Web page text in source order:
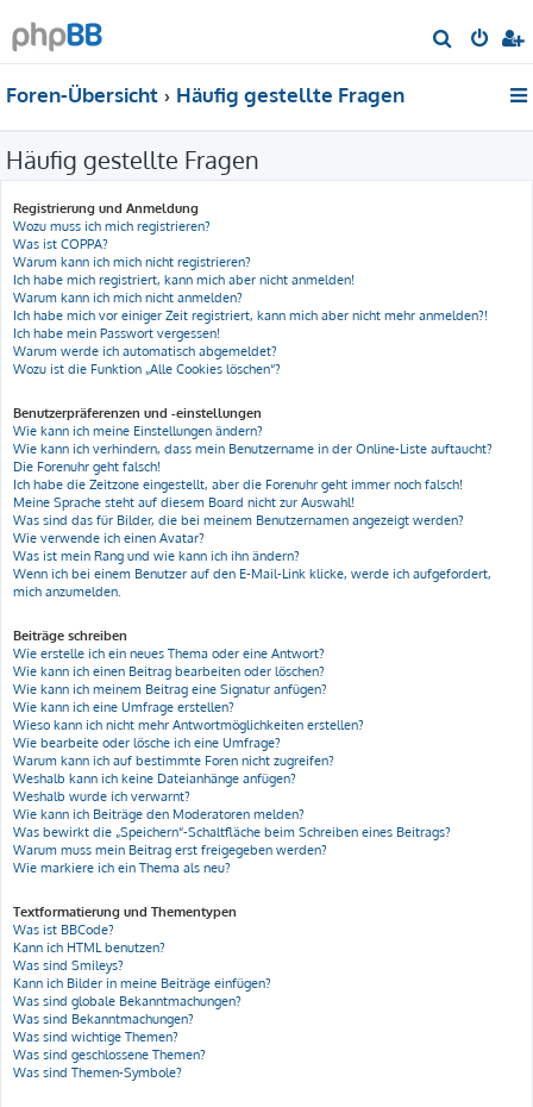
u
Foren-Übersicht Häufig gestellte Fragen
Häufig gestellte Fragen
Registrierung und Anmeldung
Wozu muss ich mich registrieren?
Was ist COPPA?
Warum kann ich mich nicht registrieren?
Ich habe mich registriert, kann mich aber nicht anmelden!
Warum kann ich mich nicht anmelden?
Ich habe mich vor einiger Zeit registriert, kann mich aber nicht mehr anmelden?!
Ich habe mein Passwort vergessen!
Warum werde ich automatisch abgemeldet?
Wozu ist die Funktion „Alle Cookies löschen“?
Benutzerpräferenzen und -einstellungen
Wie kann ich meine Einstellungen ändern?
Wie kann ich verhindern, dass mein Benutzername in der Online-Liste auftaucht?
Die Forenuhr geht falsch!
Ich habe die Zeitzone eingestellt, aber die Forenuhr geht immer noch falsch!
Meine Sprache steht auf diesem Board nicht zur Auswahl!
Was sind das für Bilder, die bei meinem Benutzernamen angezeigt werden?
Wie verwende ich einen Avatar?
Was ist mein Rang und wie kann ich ihn ändern?
Wenn ich bei einem Benutzer auf den E-Mail-Link klicke, werde ich aufgefordert,
mich anzumelden.
Beiträge schreiben
Wie erstelle ich ein neues Thema oder eine Antwort?
Wie kann ich einen Beitrag bearbeiten oder löschen?
Wie kann ich meinem Beitrag eine Signatur anfügen?
Wie kann ich eine Umfrage erstellen?
Wieso kann ich nicht mehr Antwortmöglichkeiten erstellen?
Wie bearbeite oder lösche ich eine Umfrage?
Warum kann ich auf bestimmte Foren nicht zugreifen?
Weshalb kann ich keine Dateianhänge anfügen?
Weshalb wurde ich verwarnt?
Wie kann ich Beiträge den Moderatoren melden?
Was bewirkt die „Speichern“-Schaltfläche beim Schreiben eines Beitrags?
Warum muss mein Beitrag erst freigegeben werden?
Wie markiere ich ein Thema als neu?
Textformatierung und Thementypen
Was ist BBCode?
Kann ich HTML benutzen?
Was sind Smileys?
Kann ich Bilder in meine Beiträge einfügen?
Was sind globale Bekanntmachungen?
Was sind Bekanntmachungen?
Was sind wichtige Themen?
Was sind geschlossene Themen?
Was sind Themen-Symbole?